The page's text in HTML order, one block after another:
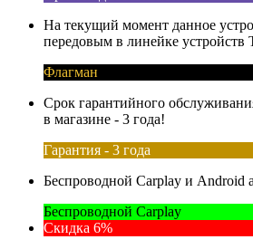
На текущий момент данное
передовым в линейке устройств
Флагман
Срок гарантийного
в магазине - 3 года!
Гарантия - 3 года
Беспроводной Carplay и Android
Беспроводной Carplay
Скидка 6%